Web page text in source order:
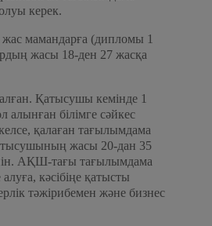
керек.
жас мамандарға (дипломы 1
жасы 18-ден 27 жасқа
Қатысушы кемінде 1
білімге сәйкес
қалаған тағылымдама
жасы 20-дан 35
АҚШ-тағы тағылымдама
кәсібіңе қатысты
тәжірибемен және бизнес